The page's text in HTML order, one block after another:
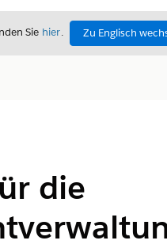
Sie hier. Zu Englisch
die